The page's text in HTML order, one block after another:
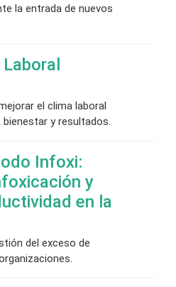
la entrada de nuevos
el clima laboral
y resultados.
Infoxi:
y
en la
del exceso de